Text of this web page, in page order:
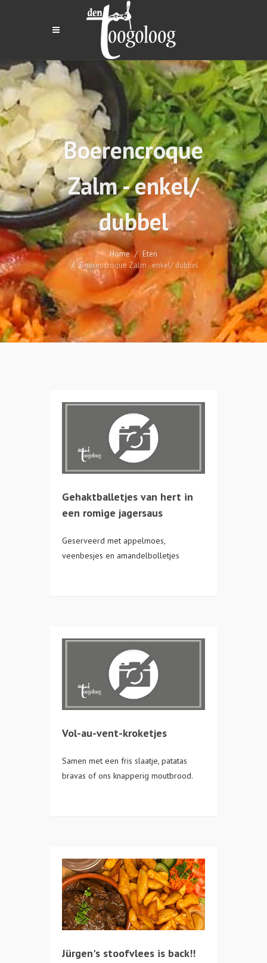
Boerencroque
Zalm - enkel/
dubbel
Home
Eten
Boerencroque Zalm - enkel/ dubbel
Gehaktballetjes van hert in
een romige jagersaus
Geserveerd met appelmoes,
veenbesjes en amandelbolletjes
Vol-au-vent-kroketjes
Samen met een fris slaatje, patatas
bravas of ons knapperig moutbrood.
Jürgen's stoofvlees is back!!